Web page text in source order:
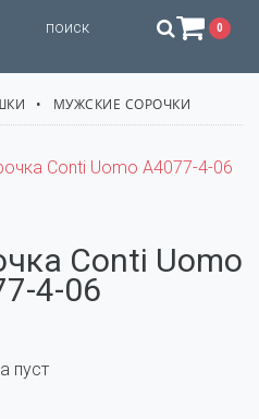
0
МУЖСКИЕ СОРОЧКИ
Conti Uomo
4-06
пуст